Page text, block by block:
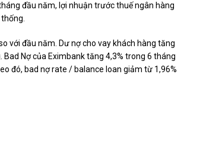
đầu năm, lợi nhuận trước thuế ngân hàng
với đầu năm. Dư nợ cho vay khách hàng tăng
Nợ của Eximbank tăng 4,3% trong 6 tháng
đó, bad nợ rate / balance loan giảm từ 1,96%